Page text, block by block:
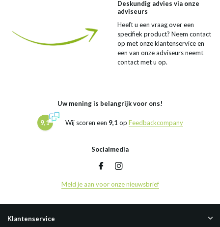
Deskundig advies via onze
adviseurs
Heeft u een vraag over een
specifiek product? Neem contact
op met onze klantenservice en
een van onze adviseurs neemt
contact met u op.
Uw mening is belangrijk voor ons!
9,1 Wij scoren een 9,1 op Feedbackcompany
Socialmedia
Meld je aan voor onze nieuwsbrief
Klantenservice